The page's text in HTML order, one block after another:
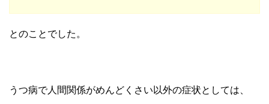
とのことでした。
うつ病で人間関係がめんどくさい以外の症状としては、